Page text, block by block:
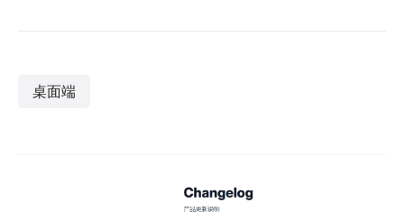
桌面端